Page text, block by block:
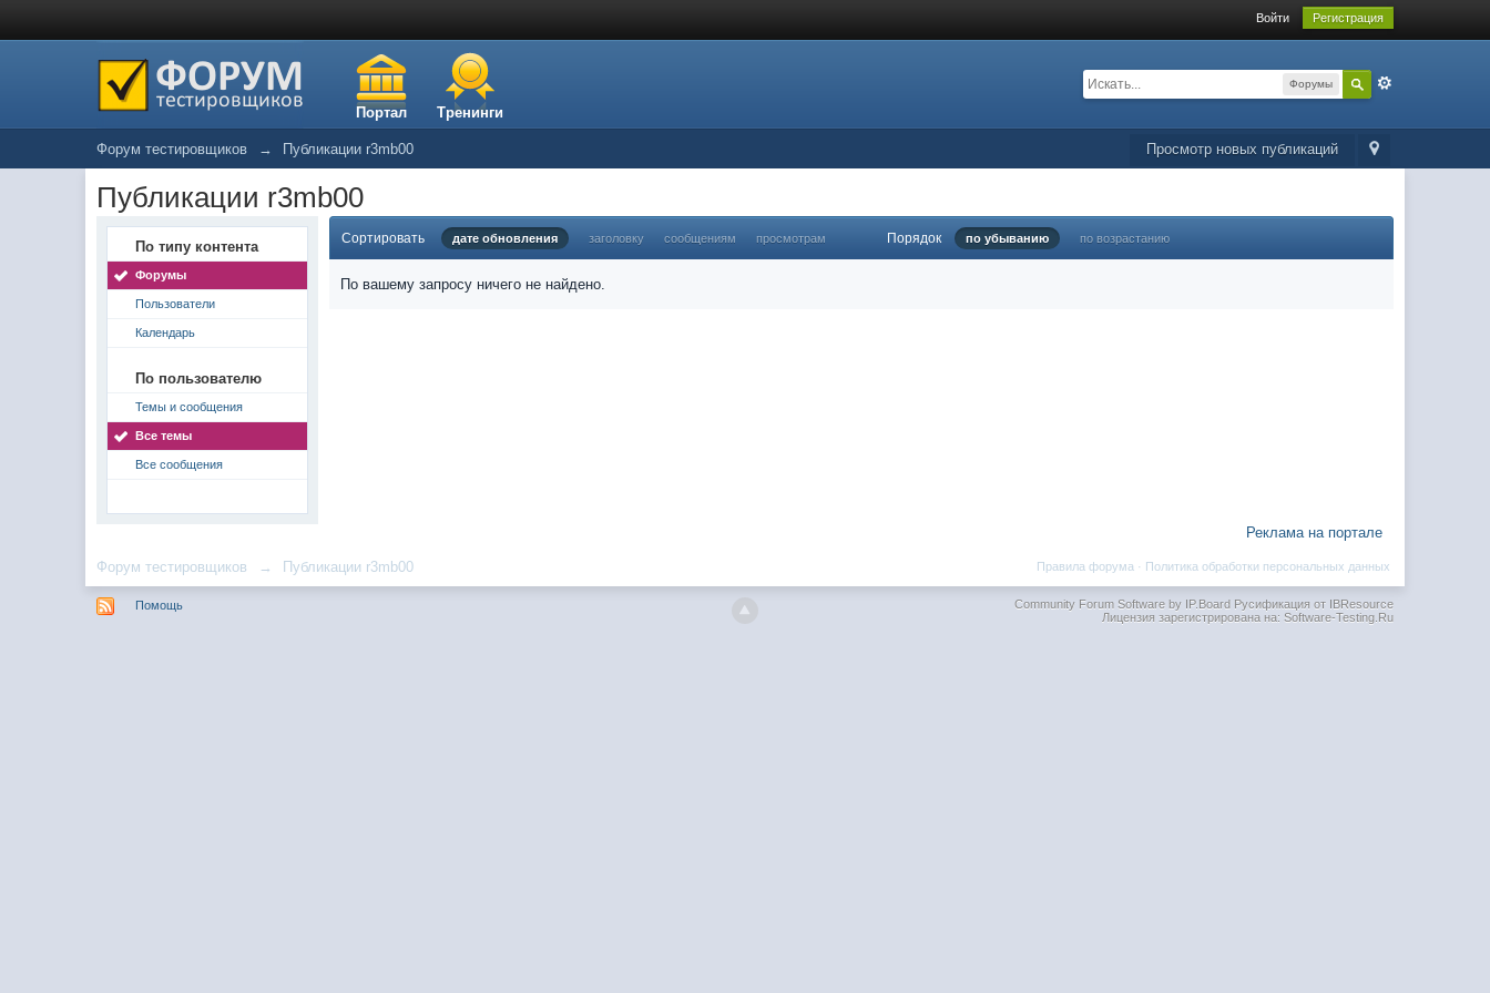
Войти Регистрация
Портал Тренинги
Форумы
Просмотр новых публикаций
Форум тестировщиков → Публикации r3mb00
Публикации r3mb00
По типу контента
Форумы
Пользователи
Календарь
По пользователю
Темы и сообщения
Все темы
Все сообщения
Сортировать дате обновления заголовку сообщениям просмотрам Порядок по убыванию по возрастанию
По вашему запросу ничего не найдено.
Реклама на портале
Форум тестировщиков → Публикации r3mb00 Политика обработки персональных данных
Правила форума ·
Помощь Community Forum Software by IP.BoardРусификация от IBResource
Лицензия зарегистрирована на: Software-Testing.Ru